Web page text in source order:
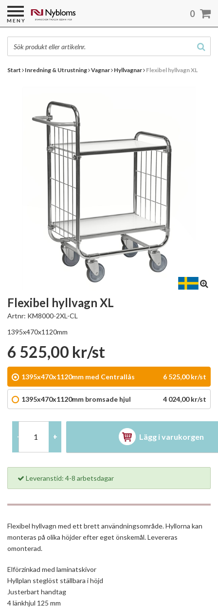
Start Inredning & Utrustning Vagnar Hyllvagnar Flexibel hyllvagn XL
Flexibel hyllvagn XL
Artnr: KM8000-2XL-CL
1395x470x1120mm
6 525,00 kr/st
1395x470x1120mm med Centrallås 6 525,00 kr/st
1395x470x1120mm bromsade hjul 4 024,00 kr/st
- + Lägg i varukorgen
Leveranstid: 4-8 arbetsdagar
Flexibel hyllvagn med ett brett användningsområde. Hyllorna kan
monteras på olika höjder efter eget önskemål. Levereras
omonterad.
Elförzinkad med laminatskivor
Hyllplan steglöst ställbara i höjd
Justerbart handtag
4 länkhjul 125 mm
MENY
0